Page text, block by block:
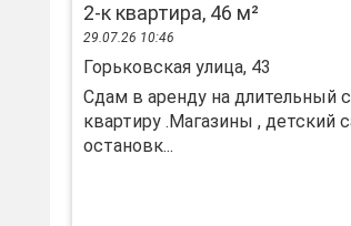
2-к квартира, 46 м²
29.07.26 10:46
Горьковская улица, 43
Сдам в аренду на длительный
квартиру .Магазины , детский
остановк...